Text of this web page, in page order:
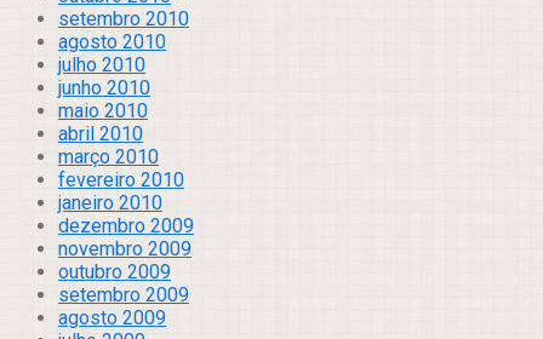
setembro 2010
agosto 2010
julho 2010
junho 2010
maio 2010
abril 2010
março 2010
fevereiro 2010
janeiro 2010
dezembro 2009
novembro 2009
outubro 2009
setembro 2009
agosto 2009